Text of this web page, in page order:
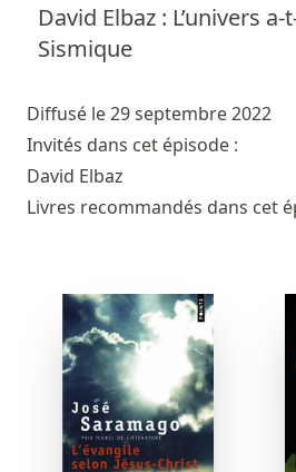
David Elbaz : L’univers
Sismique
Diffusé le 29 septembre 2022
Invités dans cet épisode :
David Elbaz
Livres recommandés dans cet
Personnes
Livres
Livres les plus